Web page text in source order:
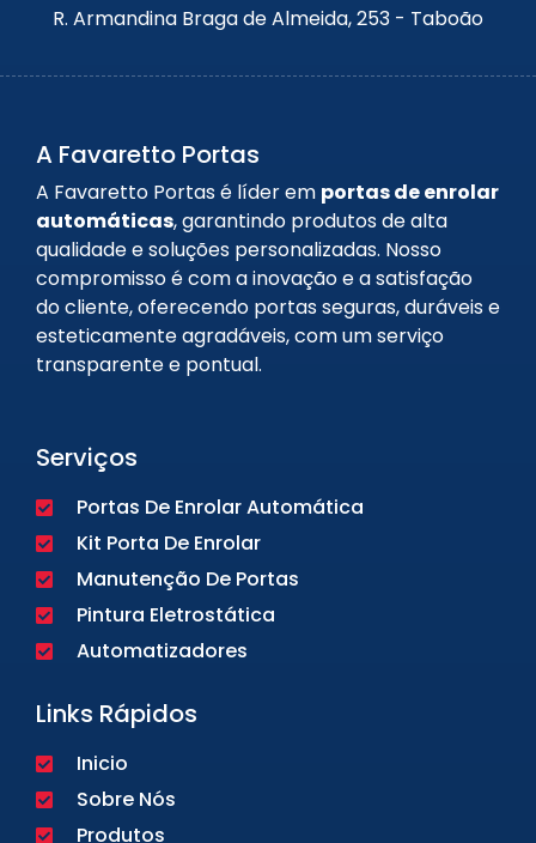
R. Armandina Braga de Almeida, 253 - Taboão
A Favaretto Portas
A Favaretto Portas é líder em portas de enrolar
automáticas, garantindo produtos de alta
qualidade e soluções personalizadas. Nosso
compromisso é com a inovação e a satisfação
do cliente, oferecendo portas seguras, duráveis e
esteticamente agradáveis, com um serviço
transparente e pontual.
Serviços
Portas De Enrolar Automática
Kit Porta De Enrolar
Manutenção De Portas
Pintura Eletrostática
Automatizadores
Links Rápidos
Inicio
Sobre Nós
Produtos